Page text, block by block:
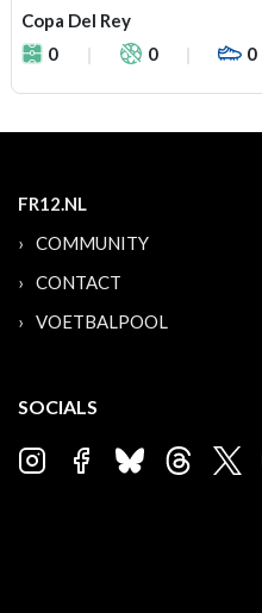
Copa Del Rey
0
0 0
FR12.NL
COMMUNITY
CONTACT
VOETBALPOOL
SOCIALS